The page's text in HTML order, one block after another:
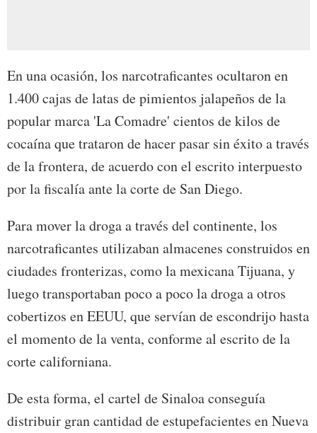
En una ocasión, los narcotraficantes ocultaron en
1.400 cajas de latas de pimientos jalapeños de la
popular marca 'La Comadre' cientos de kilos de
cocaína que trataron de hacer pasar sin éxito a través
de la frontera, de acuerdo con el escrito interpuesto
por la fiscalía ante la corte de San Diego.
Para mover la droga a través del continente, los
narcotraficantes utilizaban almacenes construidos en
ciudades fronterizas, como la mexicana Tijuana, y
luego transportaban poco a poco la droga a otros
cobertizos en EEUU, que servían de escondrijo hasta
el momento de la venta, conforme al escrito de la
corte californiana.
De esta forma, el cartel de Sinaloa conseguía
distribuir gran cantidad de estupefacientes en Nueva